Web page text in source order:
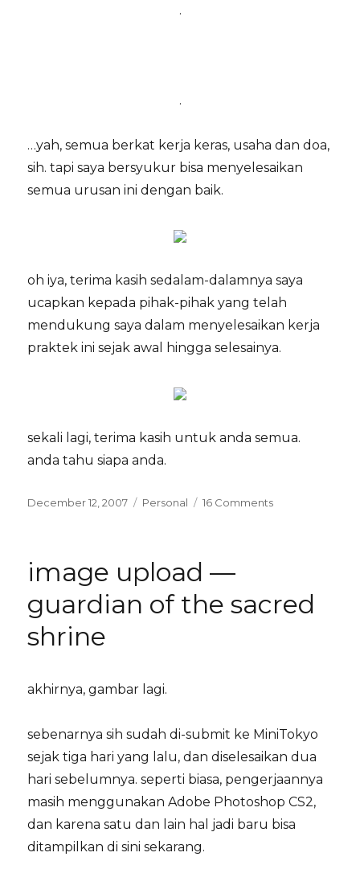
.
.
…yah, semua berkat kerja keras, usaha dan doa,
sih. tapi saya bersyukur bisa menyelesaikan
semua urusan ini dengan baik.
oh iya, terima kasih sedalam-dalamnya saya
ucapkan kepada pihak-pihak yang telah
mendukung saya dalam menyelesaikan kerja
praktek ini sejak awal hingga selesainya.
sekali lagi, terima kasih untuk anda semua.
anda tahu siapa anda.
Posted
December 12, 2007 Categories
Personal 16 Commentson
image upload —
guardian of the sacred
shrine
akhirnya, gambar lagi.
sebenarnya sih sudah di-submit ke MiniTokyo
sejak tiga hari yang lalu, dan diselesaikan dua
hari sebelumnya. seperti biasa, pengerjaannya
masih menggunakan Adobe Photoshop CS2,
dan karena satu dan lain hal jadi baru bisa
ditampilkan di sini sekarang.